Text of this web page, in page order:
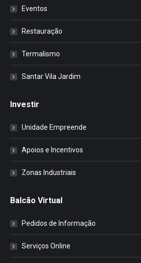
Eventos
Restauração
Termalismo
Santar Vila Jardim
Investir
Unidade Empreende
Apoios e Incentivos
Zonas Industriais
Balcão Virtual
Pedidos de Informação
Serviços Online